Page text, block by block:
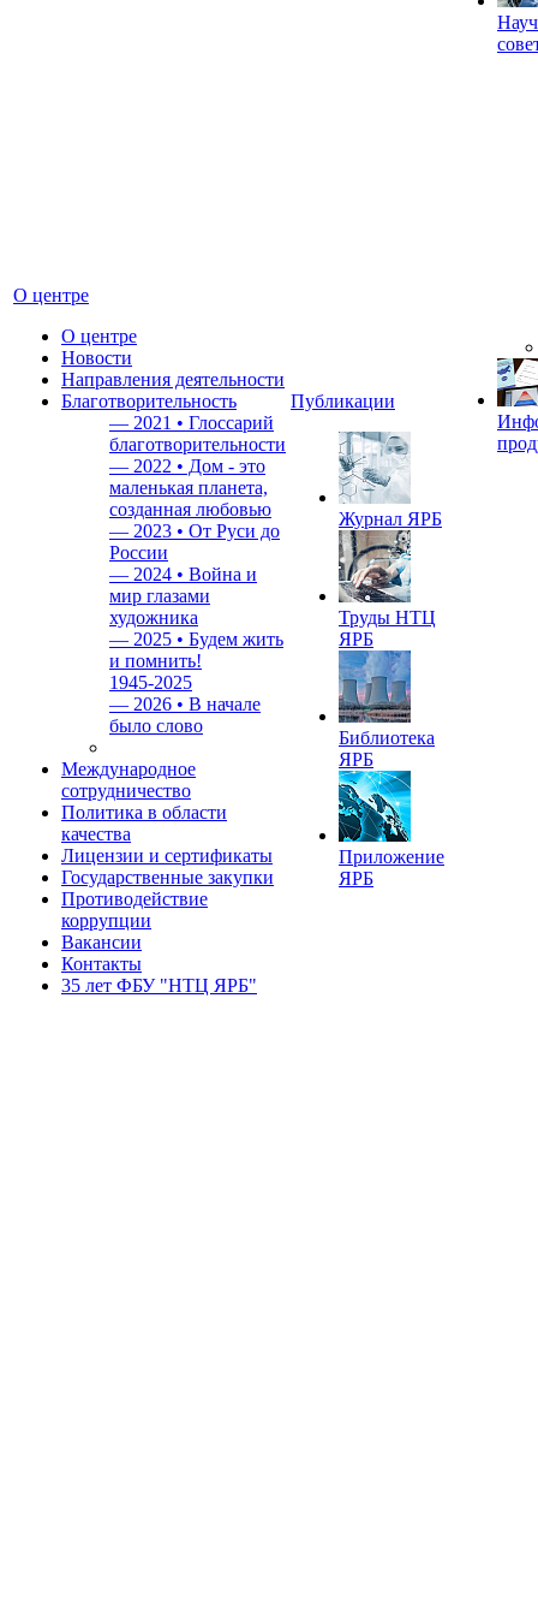
О центре
О центре
Новости
Направления деятельности
Благотворительность
— 2021 • Глоссарий
благотворительности
— 2022 • Дом - это
маленькая планета,
созданная любовью
— 2023 • От Руси до
России
— 2024 • Война и
мир глазами
художника
— 2025 • Будем жить
и помнить!
1945-2025
— 2026 • В начале
было слово
Международное
сотрудничество
Политика в области
качества
Лицензии и сертификаты
Государственные закупки
Противодействие
коррупции
Вакансии
Контакты
35 лет ФБУ "НТЦ ЯРБ"
Публикации
Журнал ЯРБ
Труды НТЦ
ЯРБ
Библиотека
ЯРБ
Приложение
ЯРБ